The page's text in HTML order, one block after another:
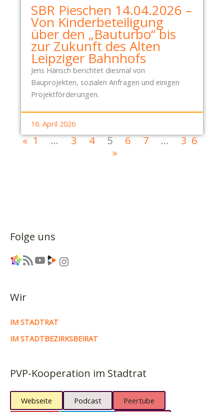
SBR Pieschen 14.04.2026 –
Von Kinderbeteiligung
über den „Bauturbo“ bis
zur Zukunft des Alten
Leipziger Bahnhofs
Jens Hänsch berichtet diesmal von
Bauprojekten, sozialen Anfragen und einigen
Projektförderungen.
16. April 2026
« 1 … 3 4 5 6 7 … 36
»
Folge uns
Link RSS-Feed YouTube Link Instagram
Wir
IM STADTRAT
IM STADTBEZIRKSBEIRAT
PVP-Kooperation im Stadtrat
Webseite Podcast
Peertube